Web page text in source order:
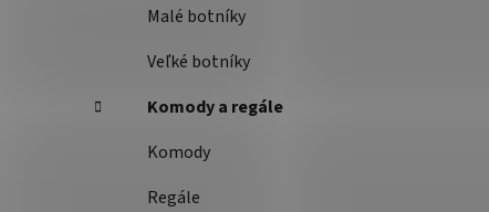
Malé botníky
Veľké botníky
Komody a regále
Komody
Regále